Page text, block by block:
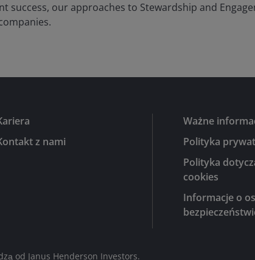
success, our approaches to Stewardship and
z nami
Ważne
Polityka
Polityka
cookies
Informacje o
od Janus Henderson Investors.